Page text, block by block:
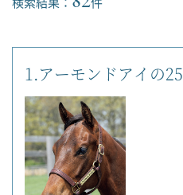
1.アーモンドアイの25